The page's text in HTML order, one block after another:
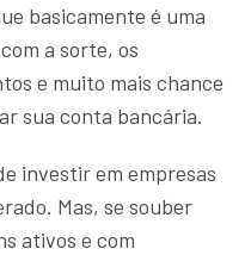
basicamente é uma
a sorte, os
e muito mais chance
sua conta bancária.
investir em empresas
Mas, se souber
ativos e com